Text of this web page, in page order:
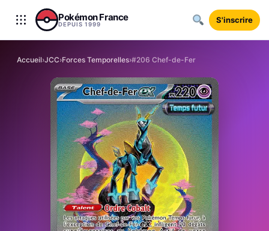
Aller au contenu
Pokémon France
DEPUIS 1999 S'inscrire
Accueil›JCC›Forces Temporelles›#206 Chef-de-Fer